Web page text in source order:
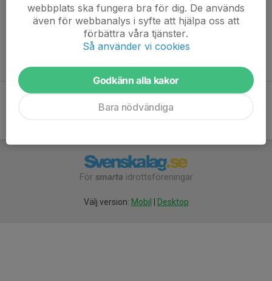
Två av våra målvakter i bild. (c) Oskar Billig
I denna grupp samlar vi alla våra målvakter så att bl.a. lagledare
För smarta idrottsföreningar
Välj version: Mobil Desktop
webbplats ska fungera bra för dig. De används
även för webbanalys i syfte att hjälpa oss att
förbättra våra tjänster.
Så använder vi cookies
Godkänn alla kakor
Bara nödvändiga